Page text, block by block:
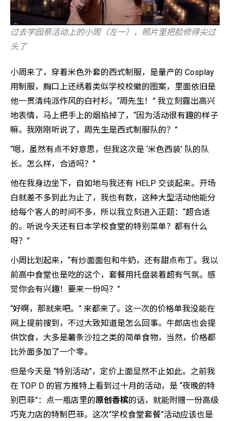
过去学园祭活动上的小周（左一），照片里把脸修得尖过
头了
小周来了，穿着米色外套的西式制服，是量产的 Cosplay
用制服，胸口上还绣着类似学校校徽的图案，里面依旧是
他一贯清纯派作风的白衬衫。“周先生！” 我立刻露出高兴
地表情，马上把手上的烟掐掉了，“因为活动很有趣的样子
嘛。我刚刚听说了，周先生是西式制服队的？”
“嗯，虽然有点不好意思，但我这次是 ‘米色西装’ 队的队
长。怎么样，合适吗？”
他在我身边坐下，自如地与我还有 HELP 交谈起来。开场
白就差不多到此为止了，我也有数，这种大型活动他能分
给每个客人的时间不多，所以我立刻进入正题：“超合适
的。听说今天还有日本学校食堂的特别菜单？都有什么
呀？”
小周比划起来，“有炒面面包和牛奶，还有甜点布丁。我以
前高中食堂也是吃的这个，套餐用托盘装着超有气氛。感
觉你会有兴趣！要来一份吗？”
“好啊，那就来吧。” 来都来了。这一次的价格单我没能在
网上提前搜到，不过大致知道是怎么回事。牛郎店也会提
供饮食，大多是薯条沙拉之类的简单食物，当然，价格都
比外面多加了一个零。
但是今天是 “特别活动”，定价上面显然不止如此。之前我
在 TOP D 的官方推特上看到过十月的活动，是 “夜晚的特
别巴菲”：点一瓶店里的原创香槟的话，就能附赠一份高级
巧克力店的特制巴菲。这次“学校食堂套餐”活动应该也是